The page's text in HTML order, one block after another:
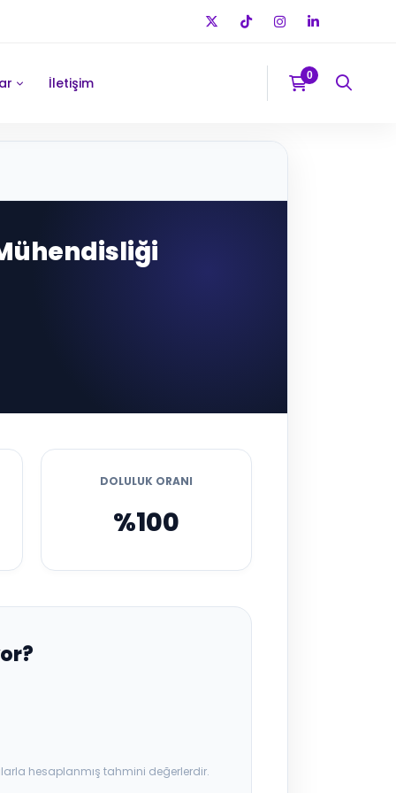
İletişim
DOLULUK ORANI
%100
hesaplanmış tahmini değerlerdir.